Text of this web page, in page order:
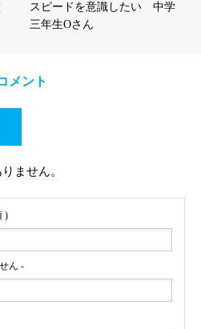
スピードを意識したい 中学
三年生Oさん
メント
ません。
)
ん -